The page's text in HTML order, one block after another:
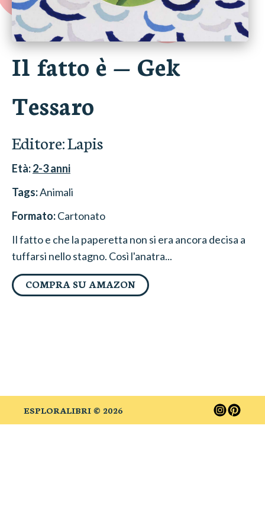
Il fatto è — Gek
Tessaro
Editore:Lapis
Età:2-3anni
Tags:Animali
Formato:Cartonato
Il fatto e che la paperetta non si era ancora decisa a
tuffarsi nello stagno. Così l'anatra...
COMPRA SU AMAZON
ESPLORALIBRI © 2026